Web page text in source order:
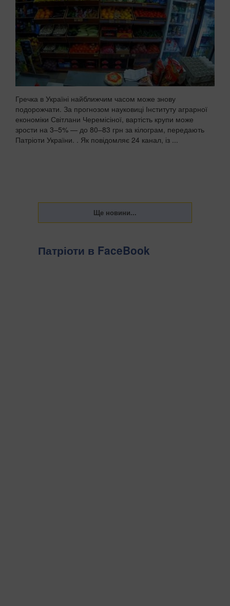
Гречка в Україні найближчим часом може знову
подорожчати. За прогнозом науковиці Інституту аграрної
економіки Світлани Черемісіної, вартість крупи може
зрости на 3–5% — до 80–83 грн за кілограм, передають
Патріоти України. . Як повідомляє 24 канал, із ...
Патріоти в FaceBook